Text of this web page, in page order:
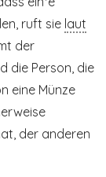
ruft sie laut
der
die Person, die
eine Münze
der anderen